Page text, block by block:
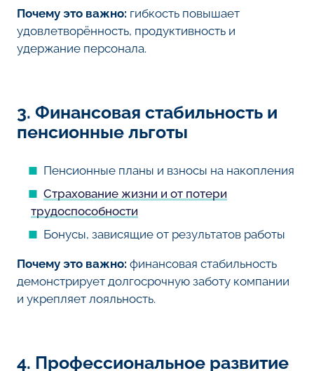
Почему это важно: гибкость повышает
удовлетворённость, продуктивность и
удержание персонала.
3. Финансовая стабильность и
пенсионные льготы
Пенсионные планы и взносы на накопления
Страхование жизни и от потери
трудоспособности
Бонусы, зависящие от результатов работы
Почему это важно: финансовая стабильность
демонстрирует долгосрочную заботу компании
и укрепляет лояльность.
4. Профессиональное развитие